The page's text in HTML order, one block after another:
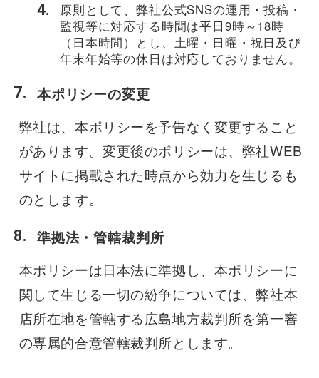
原則として、弊社公式SNSの運用・投稿・
監視等に対応する時間は平日9時～18時
（日本時間）とし、土曜・日曜・祝日及び
年末年始等の休日は対応しておりません。
本ポリシーの変更
弊社は、本ポリシーを予告なく変更すること
があります。変更後のポリシーは、弊社WEB
サイトに掲載された時点から効力を生じるも
のとします。
準拠法・管轄裁判所
本ポリシーは日本法に準拠し、本ポリシーに
関して生じる一切の紛争については、弊社本
店所在地を管轄する広島地方裁判所を第一審
の専属的合意管轄裁判所とします。